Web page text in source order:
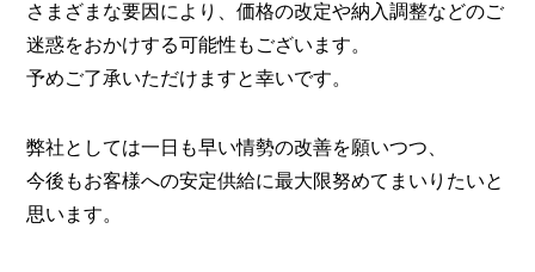
さまざまな要因により、価格の改定や納入調整などのご
迷惑をおかけする可能性もございます。
予めご了承いただけますと幸いです。
弊社としては一日も早い情勢の改善を願いつつ、
今後もお客様への安定供給に最大限努めてまいりたいと
思います。